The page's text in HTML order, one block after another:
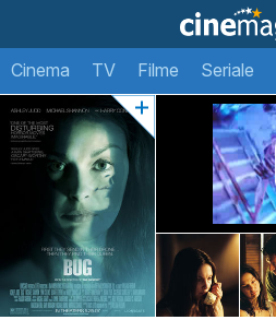
Cinema TV Filme Seriale